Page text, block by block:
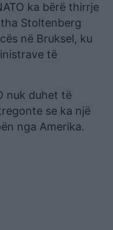
ka bërë thirrje
Stoltenberg
në Bruksel, ku
të
nuk duhet të
se ka një
nga Amerika.